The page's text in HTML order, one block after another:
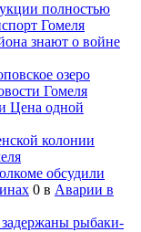
полностью
Гомеля
знают о войне
озеро
Гомеля
Цена одной
колонии
обсудили
0 в Аварии в
рыбаки-